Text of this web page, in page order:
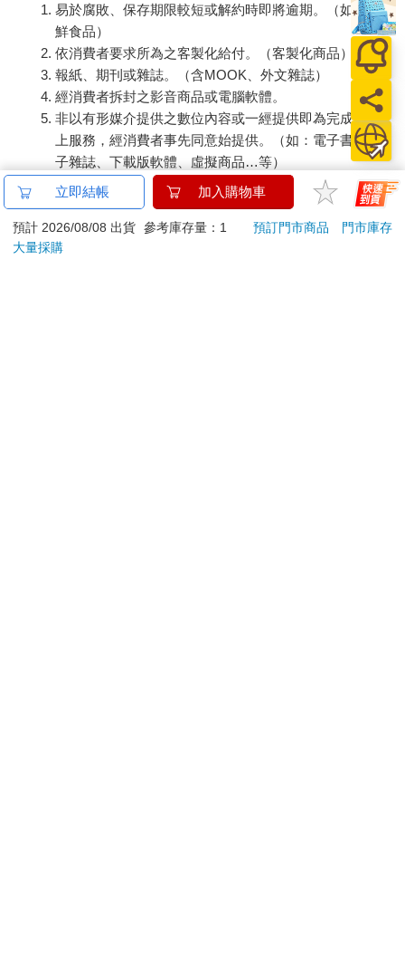
易於腐敗、保存期限較短或解約時即將逾期。（如：生
鮮食品）
依消費者要求所為之客製化給付。（客製化商品）
報紙、期刊或雜誌。（含MOOK、外文雜誌）
經消費者拆封之影音商品或電腦軟體。
非以有形媒介提供之數位內容或一經提供即為完成之線
上服務，經消費者事先同意始提供。（如：電子書、電
子雜誌、下載版軟體、虛擬商品…等）
已拆封之個人衛生用品。（如：內衣褲、刮鬍刀、除毛
刀…等）
若非上列種類商品，均享有到貨7天的猶豫期（含例假
日）。
立即結帳 加入購物車
預計 2026/08/08 出貨 參考庫存量：1 預訂門市商品
門市庫存
大量採購